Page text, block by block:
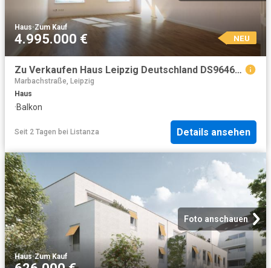
Haus·Zum Kauf
4.995.000 € NEU
Zu Verkaufen Haus Leipzig Deutschland DS96462753
Marbachstraße, Leipzig
Haus
·Balkon
Seit 2 Tagen bei Listanza Details ansehen
Foto anschauen
Haus·Zum Kauf